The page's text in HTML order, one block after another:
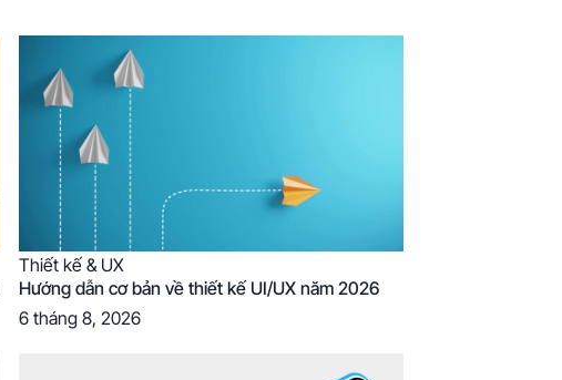
Thiết kế & UX
Hướng dẫn cơ bản về thiết kế UI/UX năm 2026
6 tháng 8, 2026